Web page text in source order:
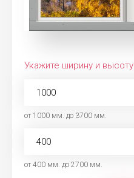
Укажите ширину и высоту
от 1000 мм. до 3700 мм.
от 400 мм. до 2700 мм.